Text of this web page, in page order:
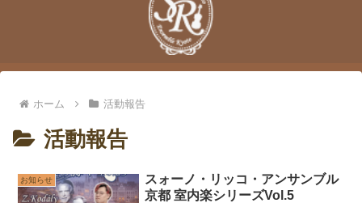
ホーム 活動報告
活動報告
お知らせ
スォーノ・リッコ・アンサンブル
京都 室内楽シリーズVol.5